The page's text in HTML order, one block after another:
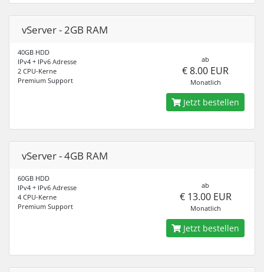
vServer - 2GB RAM
40GB HDD
IPv4 + IPv6 Adresse
2 CPU-Kerne
Premium Support
ab
€ 8.00 EUR
Monatlich
Jetzt bestellen
vServer - 4GB RAM
60GB HDD
IPv4 + IPv6 Adresse
4 CPU-Kerne
Premium Support
ab
€ 13.00 EUR
Monatlich
Jetzt bestellen